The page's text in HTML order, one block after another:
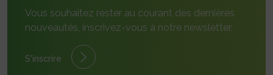
Vous souhaitez rester au courant des dernières
nouveautés, inscrivez-vous à notre newsletter.
S'inscrire